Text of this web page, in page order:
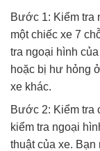
Bước 1: Kiểm tra
một chiếc xe 7
tra ngoại hình
hoặc bị hư hỏng
xe khác.
Bước 2: Kiểm tra
kiểm tra ngoại
thuật của xe. Bạn